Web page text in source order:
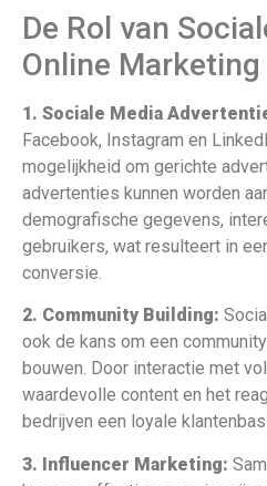
De Rol van
Online Marketing
1. Sociale Media
Facebook, Instagram en
mogelijkheid om gerichte
advertenties kunnen worden
demografische gegevens,
gebruikers, wat resulteert in
conversie.
2. Community Building:
ook de kans om een
bouwen. Door interactie met
waardevolle content en het
bedrijven een loyale
3. Influencer Marketing: